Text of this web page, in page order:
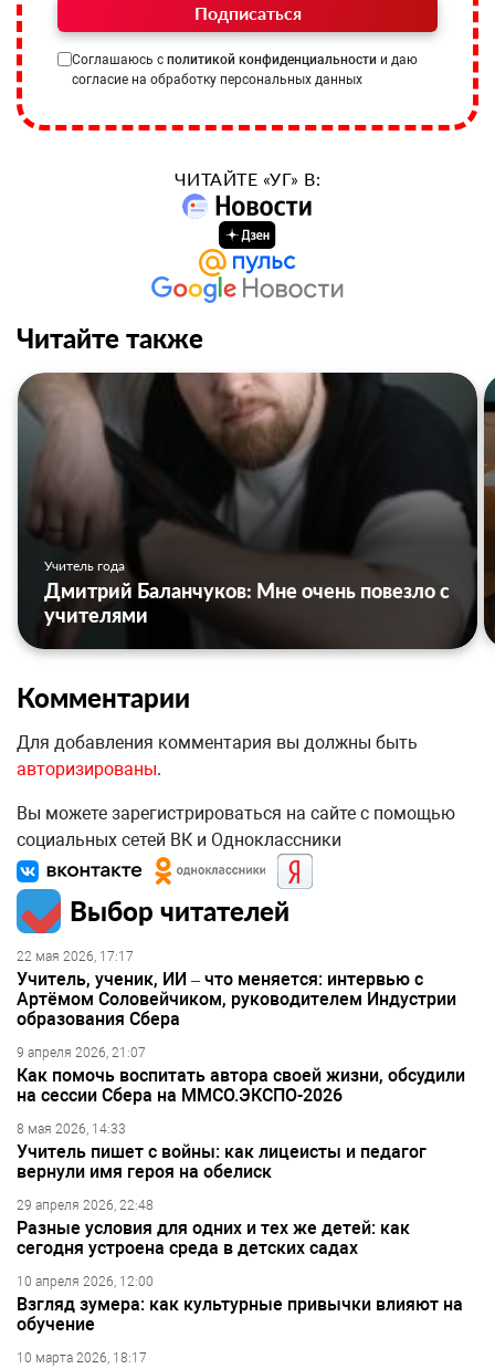
Подписаться
Соглашаюсь с политикой конфиденциальности и даю
согласие на обработку персональных данных
ЧИТАЙТЕ «УГ» В:
Читайте также
Учитель года
Дмитрий Баланчуков: Мне очень повезло с
учителями
Комментарии
Для добавления комментария вы должны быть
авторизированы.
Вы можете зарегистрироваться на сайте с помощью
социальных сетей ВК и Одноклассники
Выбор читателей
22 мая 2026, 17:17
Учитель, ученик, ИИ – что меняется: интервью с
Артёмом Соловейчиком, руководителем Индустрии
образования Сбера
9 апреля 2026, 21:07
Как помочь воспитать автора своей жизни, обсудили
на сессии Сбера на ММСО.ЭКСПО-2026
8 мая 2026, 14:33
Учитель пишет с войны: как лицеисты и педагог
вернули имя героя на обелиск
29 апреля 2026, 22:48
Разные условия для одних и тех же детей: как
сегодня устроена среда в детских садах
10 апреля 2026, 12:00
Взгляд зумера: как культурные привычки влияют на
обучение
10 марта 2026, 18:17